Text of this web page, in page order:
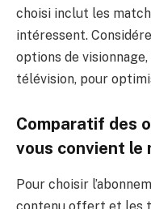
choisi inclut les
intéressent.
options de
télévision, pour
Comparatif des
vous convient le
Pour choisir